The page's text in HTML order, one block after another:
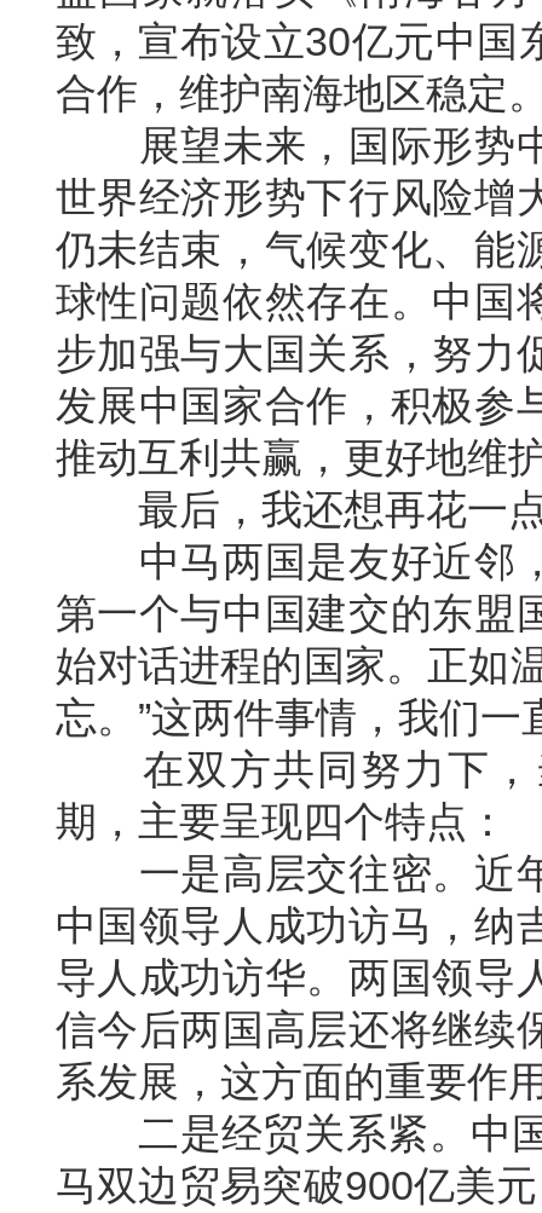
致，宣布设立30亿元中国
合作，维护南海地区稳定
展望未来，国际形势中
世界经济形势下行风险增
仍未结束，气候变化、能
球性问题依然存在。中国
步加强与大国关系，努力
发展中国家合作，积极参
推动互利共赢，更好地维
最后，我还想再花一点
中马两国是友好近邻，
第一个与中国建交的东盟
始对话进程的国家。正如
忘。”这两件事情，我们一
在双方共同努力下，
期，主要呈现四个特点：
一是高层交往密。近年
中国领导人成功访马，纳
导人成功访华。两国领导
信今后两国高层还将继续
系发展，这方面的重要作
二是经贸关系紧。中国
马双边贸易突破900亿美